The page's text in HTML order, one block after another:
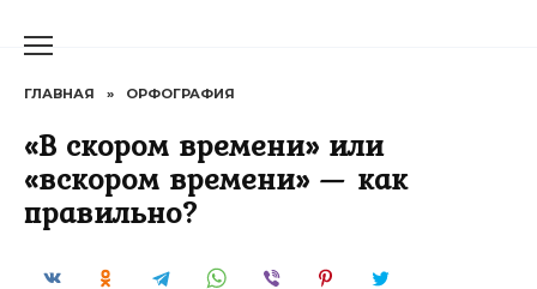
ГЛАВНАЯ » ОРФОГРАФИЯ
«В скором времени» или
«вскором времени» — как
правильно?